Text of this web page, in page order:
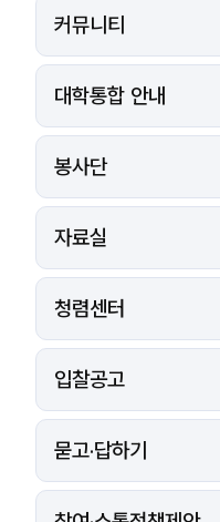
커뮤니티
대학통합 안내
봉사단
자료실
청렴센터
입찰공고
묻고·답하기